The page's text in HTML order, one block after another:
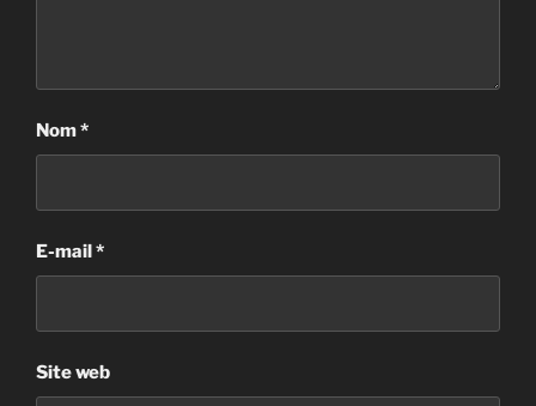
Nom*
E-mail*
Site web